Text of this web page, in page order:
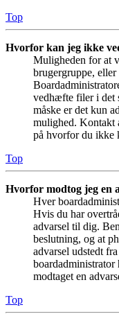
Top
Hvorfor kan jeg ikke
Muligheden for at
brugergruppe,
vedhæfte filer i det
måske er det kun
mulighed. Kontakt
på hvorfor du ikke
Top
Hvorfor modtog jeg en
Hver
Hvis du har
advarsel til dig.
beslutning, og at
advarsel udstedt
modtaget en
Top